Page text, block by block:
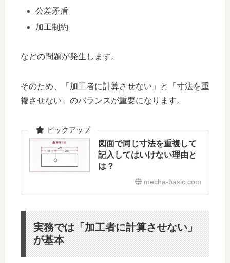
公差矛盾
加工制約
などの問題が発生します。
そのため、「加工者に計算させない」と「寸法を重
複させない」のバランスが重要になります。
図面で同じ寸法を重複して
記入してはいけない理由と
は？
mecha-basic.com
実務では「加工者に計算させない」
が基本